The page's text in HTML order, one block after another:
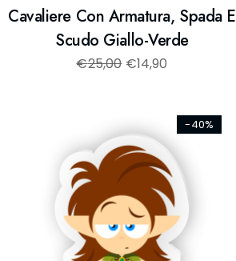
Cavaliere Con Armatura, Spada E
Scudo Giallo-Verde
€25,00 €14,90
-40%